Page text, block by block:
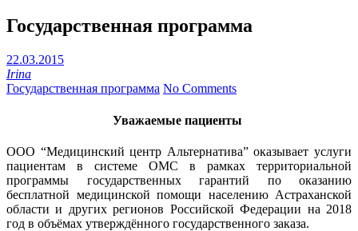
Государственная программа
22.03.2015
Irina
Государственная программа No Comments
Уважаемые пациенты
ООО “Медицинский центр Альтернатива” оказывает услуги
пациентам в системе ОМС в рамках территориальной
программы государственных гарантий по оказанию
бесплатной медицинской помощи населению Астраханской
области и других регионов Российской Федерации на 2018
год в объёмах утверждённого государственного заказа.